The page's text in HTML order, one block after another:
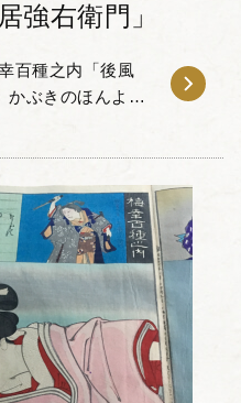
強右衛門」
百種之内「後風
かぶきのほんよ
すねえもん)」で